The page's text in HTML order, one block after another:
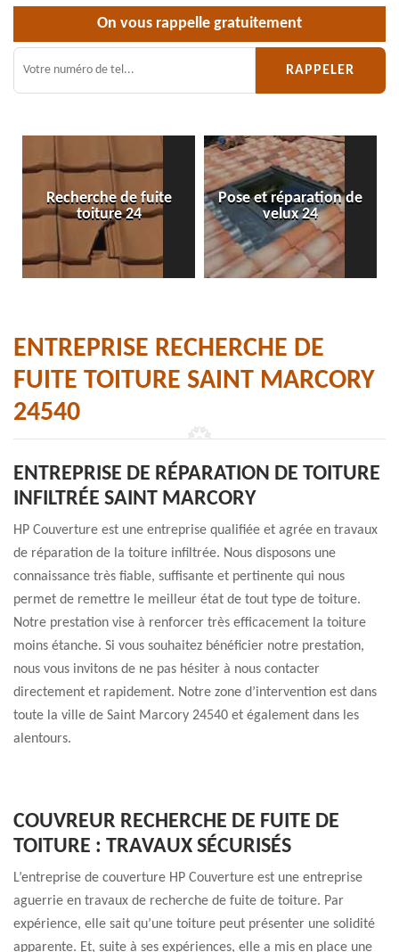
On vous rappelle gratuitement
Recherche de fuite
toiture 24
Pose et réparation de
velux 24
ENTREPRISE RECHERCHE DE
FUITE TOITURE SAINT MARCORY
24540
ENTREPRISE DE RÉPARATION DE TOITURE
INFILTRÉE SAINT MARCORY
HP Couverture est une entreprise qualifiée et agrée en travaux
de réparation de la toiture infiltrée. Nous disposons une
connaissance très fiable, suffisante et pertinente qui nous
permet de remettre le meilleur état de tout type de toiture.
Notre prestation vise à renforcer très efficacement la toiture
moins étanche. Si vous souhaitez bénéficier notre prestation,
nous vous invitons de ne pas hésiter à nous contacter
directement et rapidement. Notre zone d’intervention est dans
toute la ville de Saint Marcory 24540 et également dans les
alentours.
COUVREUR RECHERCHE DE FUITE DE
TOITURE : TRAVAUX SÉCURISÉS
L’entreprise de couverture HP Couverture est une entreprise
aguerrie en travaux de recherche de fuite de toiture. Par
expérience, elle sait qu’une toiture peut présenter une solidité
apparente. Et, suite à ses expériences, elle a mis en place une